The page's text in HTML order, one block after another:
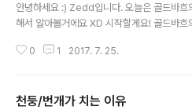
안녕하세요 :) Zedd입니다. 오늘은 골드바흐
해서 알아볼거에요 XD 시작할게요! 골드바흐
일러에게 다음과 같은 추측을 제안하는 편지를
1153번 네 개의 소수를 풀어볼게요. 먼저 문제
0 1 2017. 7. 25.
천둥/번개가 치는 이유